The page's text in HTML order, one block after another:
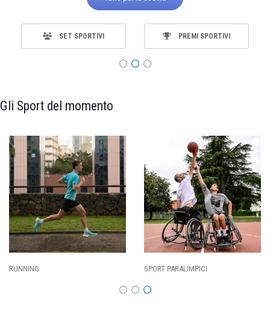
SET SPORTIVI PREMI SPORTIVI
Gli Sport del momento
SPORT PARALIMPICI